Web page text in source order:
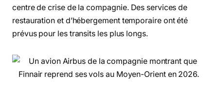
centre de crise de la compagnie. Des services de
restauration et d’hébergement temporaire ont été
prévus pour les transits les plus longs.